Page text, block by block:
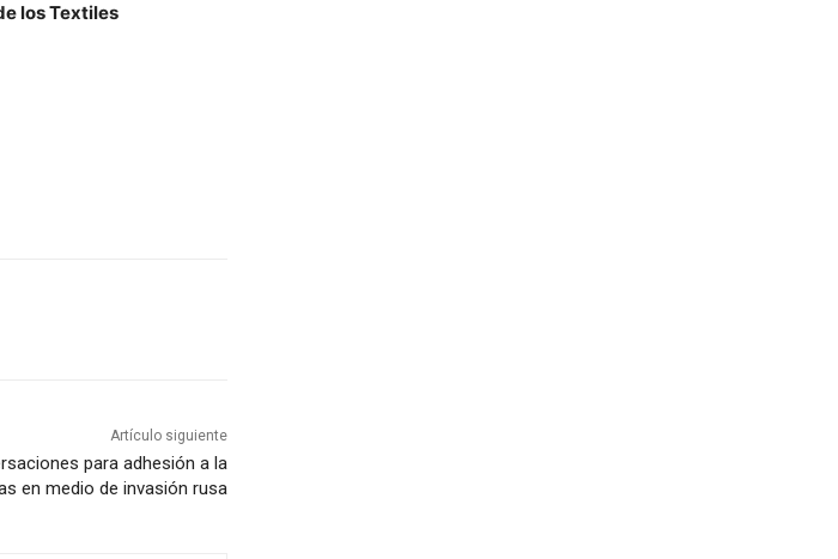
los Textiles
Artículo siguiente
para adhesión a la
en medio de invasión rusa